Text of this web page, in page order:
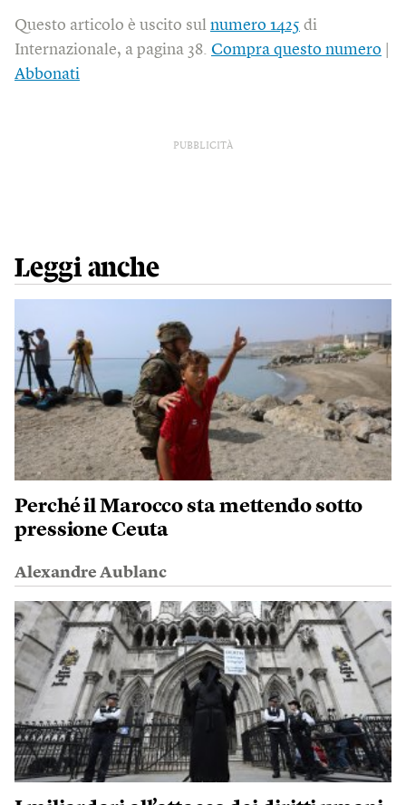
Questo articolo è uscito sul numero 1425 di
Internazionale, a pagina 38. Compra questo numero
Abbonati
PUBBLICITÀ
Leggi anche
Perché il Marocco sta mettendo sotto
pressione Ceuta
Alexandre Aublanc